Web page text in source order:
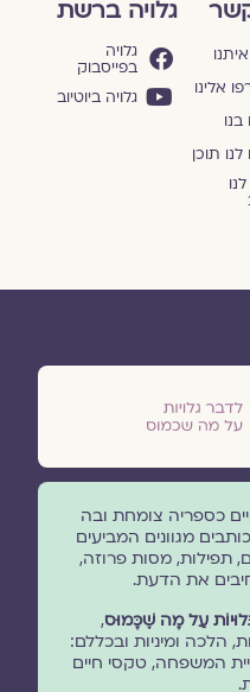
אלינו
תוכן
גלויה ברשת
גלויה
בפייסבוק
גלויה ביוטיוב
כספריה צומחת ובה
מגוונים המביעים
תפילות, מסות פרוזה,
את הדעת.
עַל מָה שֶׁכָּמוּס,
הלכה ומיניות ובכללם:
המשפחה, טקסי חיים